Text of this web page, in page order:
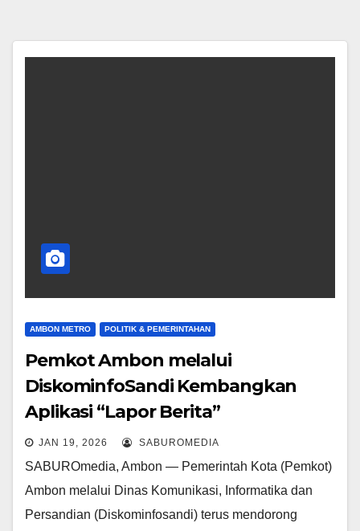
AMBON METRO POLITIK & PEMERINTAHAN
Pemkot Ambon melalui
DiskominfoSandi Kembangkan
Aplikasi “Lapor Berita”
JAN 19, 2026 SABUROMEDIA
SABUROmedia, Ambon — Pemerintah Kota (Pemkot)
Ambon melalui Dinas Komunikasi, Informatika dan
Persandian (Diskominfosandi) terus mendorong